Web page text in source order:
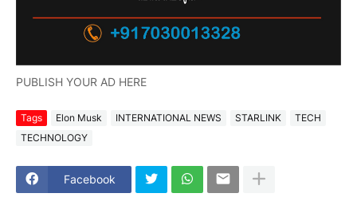
PUBLISH YOUR AD HERE
Tags Elon Musk INTERNATIONAL NEWS STARLINK
TECH
TECHNOLOGY
Facebook